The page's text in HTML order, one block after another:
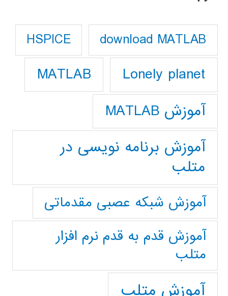
download MATLAB
HSPICE
Lonely planet
MATLAB
آموزش MATLAB
آموزش برنامه نویسی در
متلب
آموزش شبکه عصبی مقدماتی
آموزش قدم به قدم نرم افزار
متلب
آموزش متلب